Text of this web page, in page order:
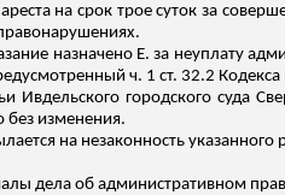
на срок трое суток за
назначено Е. за неуплату
ч. 1 ст. 32.2
Ивдельскогогородского суда
без изменения.
на незаконность
дела об административном